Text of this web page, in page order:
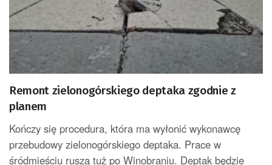
Remont zielonogórskiego deptaka zgodnie z
planem
Kończy się procedura, która ma wyłonić wykonawcę
przebudowy zielonogórskiego deptaka. Prace w
śródmieściu ruszą tuż po Winobraniu. Deptak będzie